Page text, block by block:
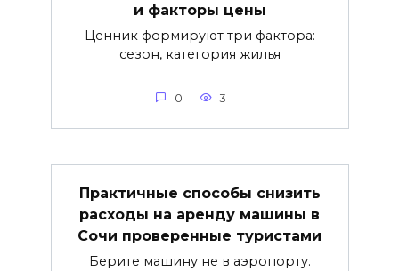
и факторы цены
Ценник формируют три фактора:
сезон, категория жилья
0 3
Практичные способы снизить
расходы на аренду машины в
Сочи проверенные туристами
Берите машину не в аэропорту.